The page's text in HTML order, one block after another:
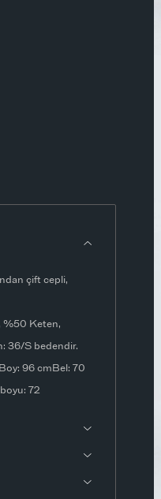
çift cepli,
%50 Keten,
36/S bedendir.
96 cmBel: 70
72
dolayı